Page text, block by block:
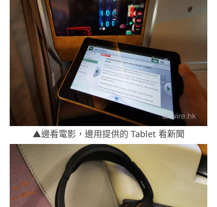
▲邊看電影，邊用提供的 Tablet 看新聞